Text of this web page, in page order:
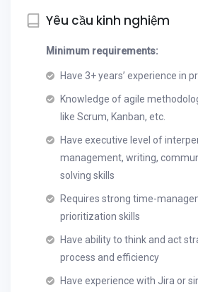
Yêu cầu kinh nghiệm
Minimum requirements:
Have 3+ years’ experience in
Knowledge of agile
like Scrum, Kanban, etc.
Have executive level of
management, writing,
solving skills
Requires strong time-
prioritization skills
Have ability to think and act
process and efficiency
Have experience with Jira or